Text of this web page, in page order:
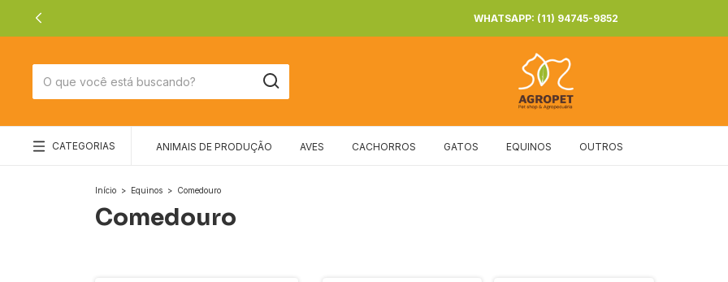
WHATSAPP: (11) 94745-9852
CATEGORIAS ANIMAIS DE PRODUÇÃO AVES CACHORROS GATOS EQUINOS OUTROS
Início > Equinos > Comedouro
Comedouro